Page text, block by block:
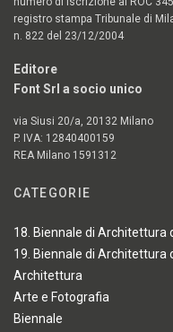
registro stampa Tribunale di
n. 822 del 23/12/2004
Editore
Font Srl a socio unico
via Siusi 20/a, 20132 Milano
P. IVA: 12840400159
REA Milano 1591312
CATEGORIE
18. Biennale di Architettura
19. Biennale di Architettura
Architettura
Arte e Fotografia
Biennale